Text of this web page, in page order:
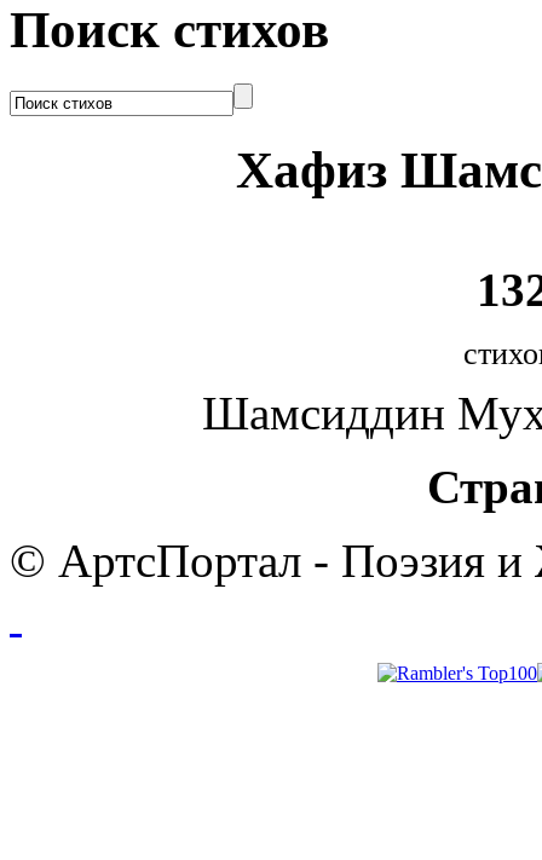
Поиск стихов
Хафиз
Шамсиддин
© АртсПортал - Поэзия